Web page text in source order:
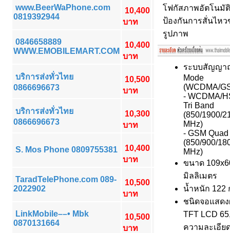
www.BeerWaPhone.com
0819392944
10,400
บาท
0846658889
WWW.EMOBILEMART.COM
10,400
บาท
บริการส่งทั่วไทย
0866696673
10,500
บาท
บริการส่งทั่วไทย
0866696673
10,300
บาท
S. Mos Phone 0809755381
10,400
บาท
TaradTelePhone.com 089-
2022902
10,500
บาท
LinkMobile––• Mbk
0870131664
10,500
บาท
โฟกัสภาพอัตโนมั
ป้องกันการสั่นไหว
รูปภาพ
ระบบสัญญา
Mode
(WCDMA/
- WCDMA/
Tri Band
(850/1900/
MHz)
- GSM
(850/900/
MHz)
ขนาด
มิลลิเมตร
น้ำหนัก 122
ชนิดจอแสด
TFT LCD
ความละเอีย